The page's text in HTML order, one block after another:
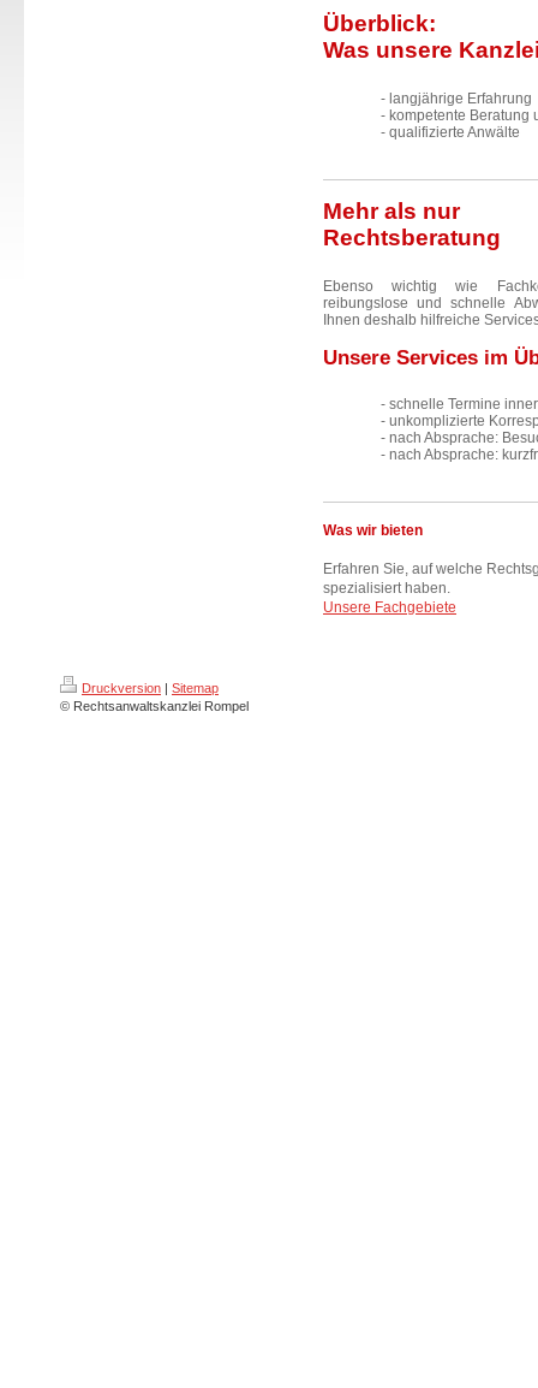
Überblick:
Was unsere
- langjährige Erfahrung
- kompetente Beratung
- qualifizierte Anwälte
Mehr als nur
Rechtsberatung
Ebenso wichtig wie
reibungslose und schnelle
Ihnen deshalb hilfreiche
Unsere Services im
- schnelle Termine
- unkomplizierte
- nach Absprache:
- nach Absprache:
Was wir bieten
Erfahren Sie, auf welche
spezialisiert haben.
Unsere Fachgebiete
Druckversion | Sitemap
© Rechtsanwaltskanzlei Rompel